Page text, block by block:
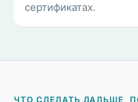
сертификатах.
ЧТО СДЕЛАТЬ ДАЛЬШЕ,